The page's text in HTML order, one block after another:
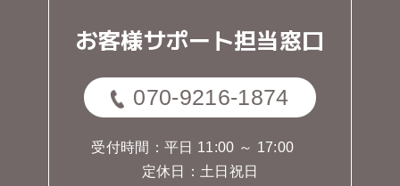
お客様サポート担当窓口
070-9216-1874
受付時間：平日 11:00 ～ 17:00
定休日：土日祝日